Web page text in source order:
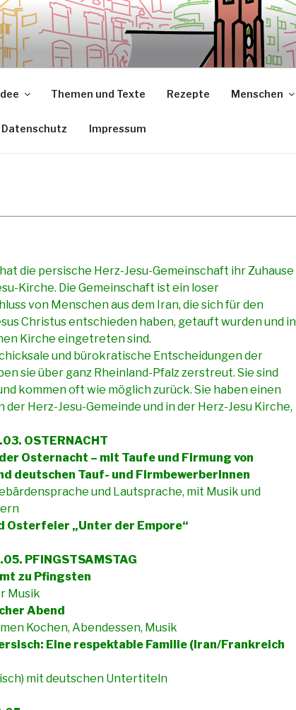
Themen und Texte Rezepte Menschen
Datenschutz Impressum
die persische Herz-Jesu-Gemeinschaft ihr Zuhause
Kirche. Die Gemeinschaft ist ein loser
von Menschen aus dem Iran, die sich für den
Christus entschieden haben, getauft wurden und in
Kirche eingetreten sind.
und bürokratische Entscheidungen der
sie über ganz Rheinland-Pfalz zerstreut. Sie sind
kommen oft wie möglich zurück. Sie haben einen
der Herz-Jesu-Gemeinde und in der Herz-Jesu Kirche,
OSTERNACHT
Osternacht – mit Taufe und Firmung von
deutschen Tauf- und FirmbewerberInnen
und Lautsprache, mit Musik und
Osterfeier „Unter der Empore“
PFINGSTSAMSTAG
zu Pfingsten
Musik
Abend
Kochen, Abendessen, Musik
Eine respektable Familie (Iran/Frankreich
mit deutschen Untertiteln